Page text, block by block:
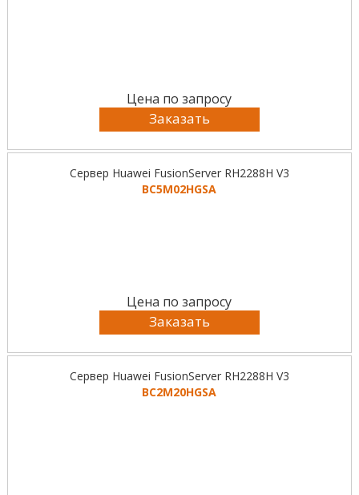
Цена по запросу
Заказать
Сервер Huawei FusionServer RH2288H V3
BC5M02HGSA
Цена по запросу
Заказать
Сервер Huawei FusionServer RH2288H V3
BC2M20HGSA